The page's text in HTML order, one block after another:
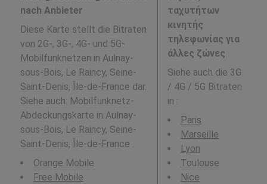
nach Anbieter
Diese Karte stellt die Bitraten
von 2G-, 3G-, 4G- und 5G-
Mobilfunknetzen in Aulnay-
sous-Bois, Le Raincy, Seine-
Saint-Denis, Île-de-France dar.
Siehe auch: Mobilfunknetz-
Abdeckungskarte in Aulnay-
sous-Bois, Le Raincy, Seine-
Saint-Denis, Île-de-France .
Orange Mobile
Free Mobile
ταχυτήτων
κινητής
τηλεφωνίας για
άλλες ζώνες
Siehe auch die 3G
/ 4G / 5G Bitraten
in :
Paris
Marseille
Lyon
Toulouse
Nice